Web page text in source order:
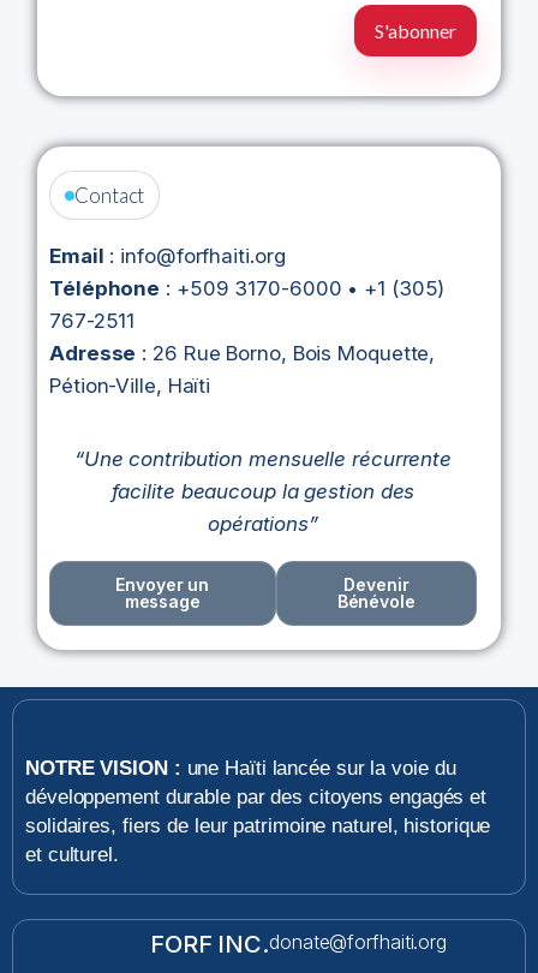
Contact
Email : info@forfhaiti.org
Téléphone : +509 3170-6000 • +1 (305)
767-2511
Adresse : 26 Rue Borno, Bois Moquette,
Pétion-Ville, Haïti
“Une contribution mensuelle récurrente
facilite beaucoup la gestion des
opérations”
Envoyer un
message
Devenir
Bénévole
NOTRE VISION : une Haïti lancée sur la voie du
développement durable par des citoyens engagés et
solidaires, fiers de leur patrimoine naturel, historique
et culturel.
FORF INC.donate@forfhaiti.org